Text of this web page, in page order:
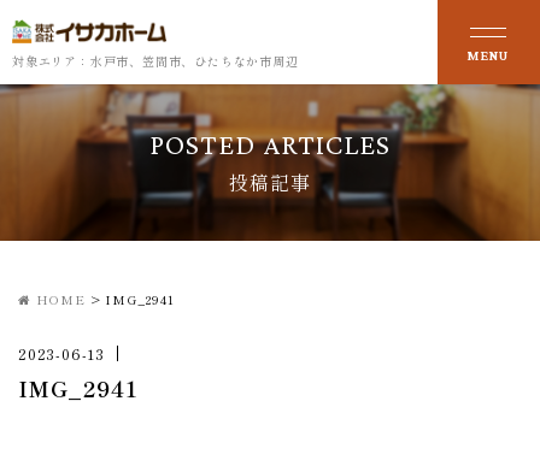
対象エリア：水戸市、笠間市、ひたちなか市周辺
POSTED ARTICLES
投稿記事
HOME > IMG_2941
2023-06-13
IMG_2941